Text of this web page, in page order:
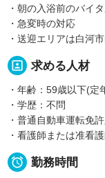
・朝の入浴前のバイ
・急変時の対応
・送迎エリアは白河
portrait 求める人材
・年齢：59歳以下(定
・学歴：不問
・普通自動車運転免
・看護師または准看
 勤務時間